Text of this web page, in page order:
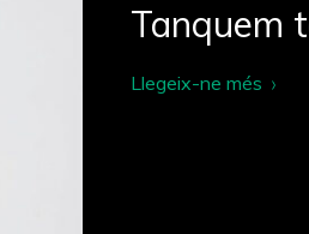
Tanquem
Llegeix-ne més